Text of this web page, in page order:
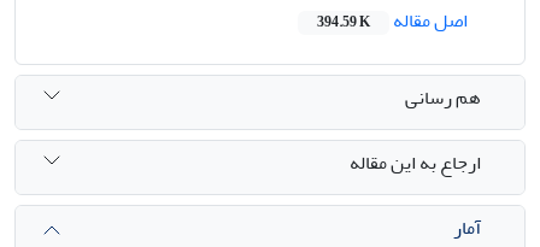
اصل مقاله
394.59 K
هم رسانی
ارجاع به این مقاله
آمار